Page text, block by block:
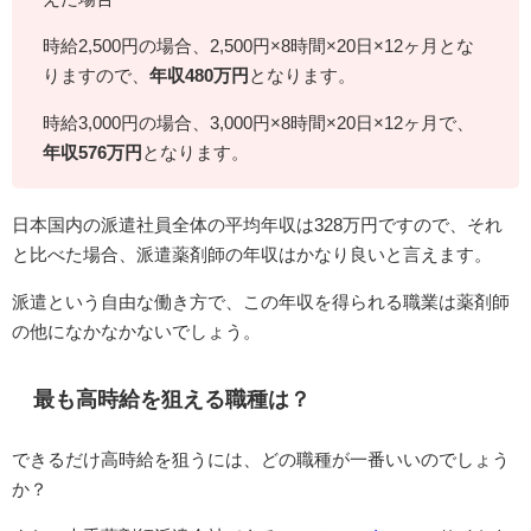
時給2,500円の場合、2,500円×8時間×20日×12ヶ月とな
りますので、 年収480万円 となります。
時給3,000円の場合、3,000円×8時間×20日×12ヶ月で、
年収576万円 となります。
日本国内の派遣社員全体の平均年収は328万円ですので、それ
と比べた場合、派遣薬剤師の年収はかなり良いと言えます。
派遣という自由な働き方で、この年収を得られる職業は薬剤師
の他になかなかないでしょう。
最も高時給を狙える職種は？
できるだけ高時給を狙うには、どの職種が一番いいのでしょう
か？